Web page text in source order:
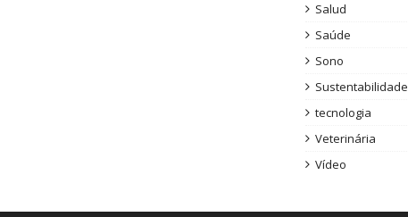
Salud
Saúde
Sono
Sustentabilidade
tecnologia
Veterinária
Vídeo